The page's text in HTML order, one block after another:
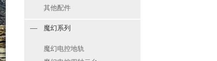
其他配件
魔幻系列
魔幻电控地轨